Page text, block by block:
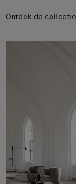
Over ons
Ontdek de collectie